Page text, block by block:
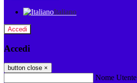
Italiano
Accedi
Accedi
button close ×
Nome Utente